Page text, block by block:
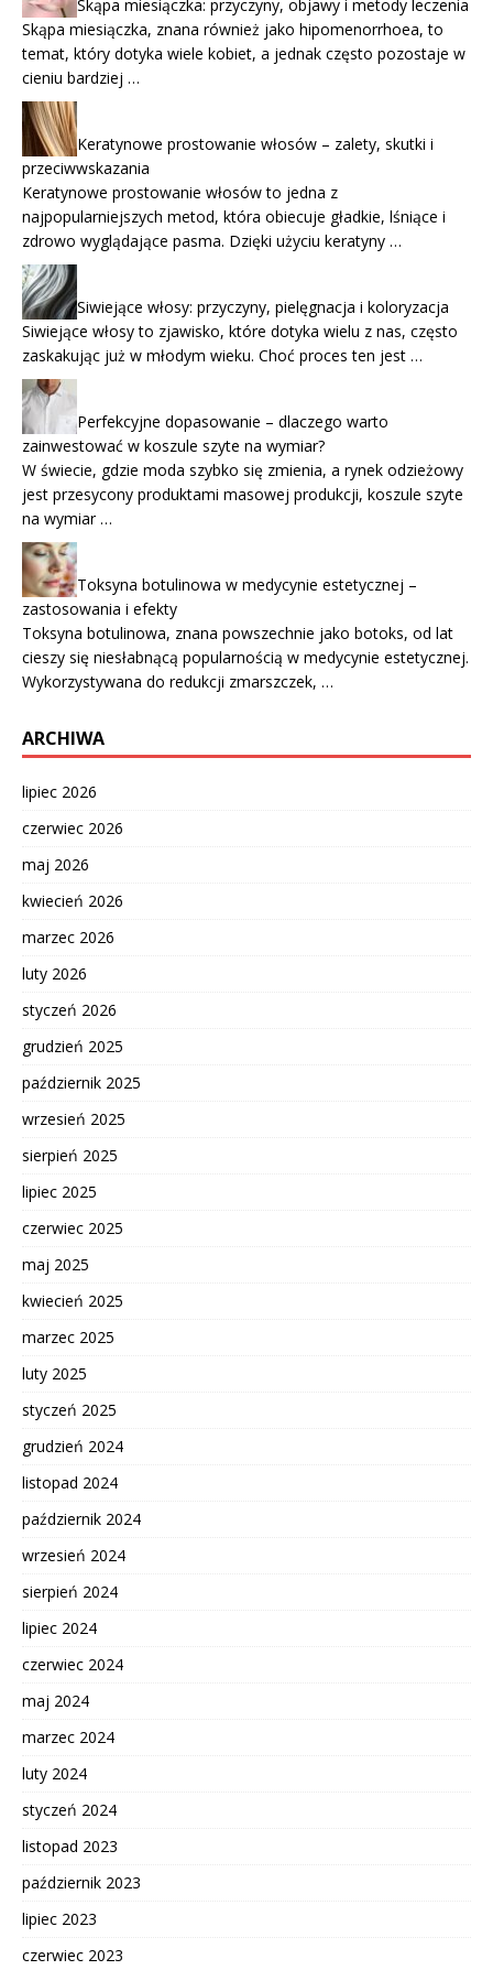
Skąpa miesiączka: przyczyny, objawy i metody leczenia
Skąpa miesiączka, znana również jako hipomenorrhoea, to
temat, który dotyka wiele kobiet, a jednak często pozostaje w
cieniu bardziej …
Keratynowe prostowanie włosów – zalety, skutki i
przeciwwskazania
Keratynowe prostowanie włosów to jedna z
najpopularniejszych metod, która obiecuje gładkie, lśniące i
zdrowo wyglądające pasma. Dzięki użyciu keratyny …
Siwiejące włosy: przyczyny, pielęgnacja i koloryzacja
Siwiejące włosy to zjawisko, które dotyka wielu z nas, często
zaskakując już w młodym wieku. Choć proces ten jest …
Perfekcyjne dopasowanie – dlaczego warto
zainwestować w koszule szyte na wymiar?
W świecie, gdzie moda szybko się zmienia, a rynek odzieżowy
jest przesycony produktami masowej produkcji, koszule szyte
na wymiar …
Toksyna botulinowa w medycynie estetycznej –
zastosowania i efekty
Toksyna botulinowa, znana powszechnie jako botoks, od lat
cieszy się niesłabnącą popularnością w medycynie estetycznej.
Wykorzystywana do redukcji zmarszczek, …
ARCHIWA
lipiec 2026
czerwiec 2026
maj 2026
kwiecień 2026
marzec 2026
luty 2026
styczeń 2026
grudzień 2025
październik 2025
wrzesień 2025
sierpień 2025
lipiec 2025
czerwiec 2025
maj 2025
kwiecień 2025
marzec 2025
luty 2025
styczeń 2025
grudzień 2024
listopad 2024
październik 2024
wrzesień 2024
sierpień 2024
lipiec 2024
czerwiec 2024
maj 2024
marzec 2024
luty 2024
styczeń 2024
listopad 2023
październik 2023
lipiec 2023
czerwiec 2023